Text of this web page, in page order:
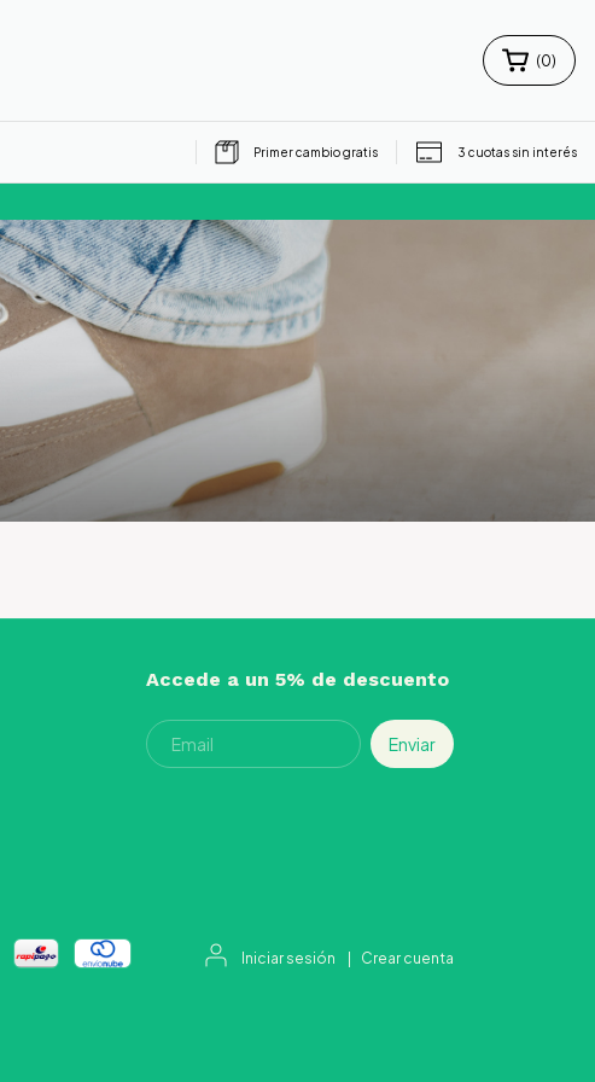
(0)
Primer cambio gratis 3 cuotas sin interés
Accede a un 5% de descuento
Iniciar sesión Crear cuenta